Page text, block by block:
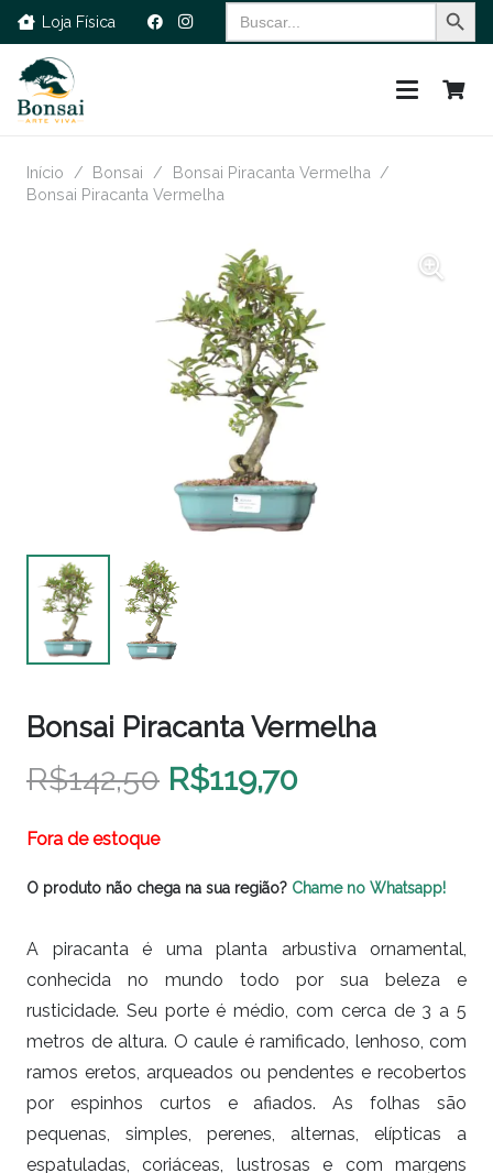
Loja Física
Search
for:
Início / Bonsai / Bonsai Piracanta Vermelha /
Bonsai Piracanta Vermelha
Bonsai Piracanta Vermelha
R$142,50 O
R$142,50.
R$119,70O
é:
R$119,70.
Fora de estoque
O produto não chega na sua região? Chame no Whatsapp!
A piracanta é uma planta arbustiva ornamental,
conhecida no mundo todo por sua beleza e
rusticidade. Seu porte é médio, com cerca de 3 a 5
metros de altura. O caule é ramificado, lenhoso, com
ramos eretos, arqueados ou pendentes e recobertos
por espinhos curtos e afiados. As folhas são
pequenas, simples, perenes, alternas, elípticas a
espatuladas, coriáceas, lustrosas e com margens